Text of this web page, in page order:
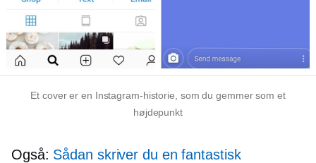
Et cover er en Instagram-historie, som du gemmer som et
højdepunkt
Også: Sådan skriver du en fantastisk